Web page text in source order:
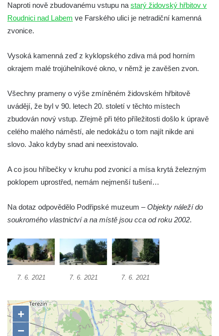
Zvonička na zahradě u domu čp. 26 v obci
Skály u Teplic nad Metují
nad Ploučnicí
Zvonice v parku v Krkonošské ulici v Desné
Cítolibech
Zvonice církve československé husitské na
návsi ve Veltěži
Hřivicích
Zvonice církve československé husitské v
Hřivicích
Zvonička před kostelem Narození Panny
Zvonice u kostela svatého Kryštofa v
Kryštofově Údolí
Zvonice na hřbitově u kostela svatého Jiljí v
Zvonička v Mlčechvostech
Zvonice na fontáně v atriu magistrátu v Ústí
nad Labem
Naproti nově zbudovanému vstupu na starý židovský hřbitov v
Roudnici nad Labem ve Farského ulici je netradiční kamenná
zvonice.
Vysoká kamenná zeď z kyklopského zdiva má pod horním
okrajem malé trojúhelníkové okno, v němž je zavěšen zvon.
Všechny prameny o výše zmíněném židovském hřbitově
uvádějí, že byl v 90. letech 20. století v těchto místech
zbudován nový vstup. Zřejmě při této příležitosti došlo k úpravě
celého malého náměstí, ale nedokážu o tom najít nikde ani
slovo. Jako kdyby snad ani neexistovalo.
A co jsou hříbečky v kruhu pod zvonicí a mísa krytá železným
poklopem uprostřed, nemám nejmenší tušení…
Na dotaz odpovědělo Podřipské muzeum –Objekty náleží do
soukromého vlastnictví a na místě jsou cca od roku 2002.
7. 6. 2021 7. 6. 2021 7. 6. 2021